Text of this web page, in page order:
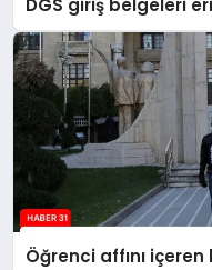
Öğrenci affını